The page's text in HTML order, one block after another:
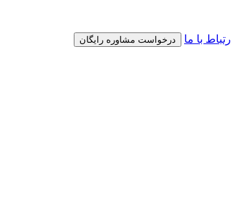
ارتباط با ما درخواست مشاوره رایگان